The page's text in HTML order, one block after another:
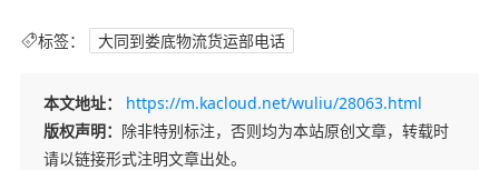
标签： 大同到娄底物流货运部电话
本文地址：
https://m.kacloud.net/wuliu/28063.html
版权声明： 除非特别标注，否则均为本站原创文章，转载时
请以链接形式注明文章出处。